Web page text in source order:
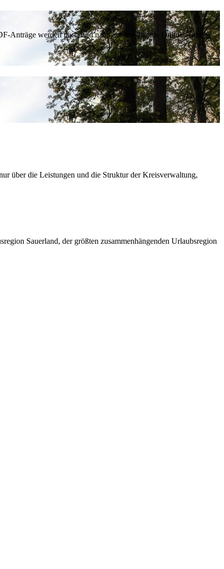
Anträge werden nach und nach auf intelligente Online-Anträge
über die Leistungen und die Struktur der Kreisverwaltung,
Sauerland, der größten zusammenhängenden Urlaubsregion